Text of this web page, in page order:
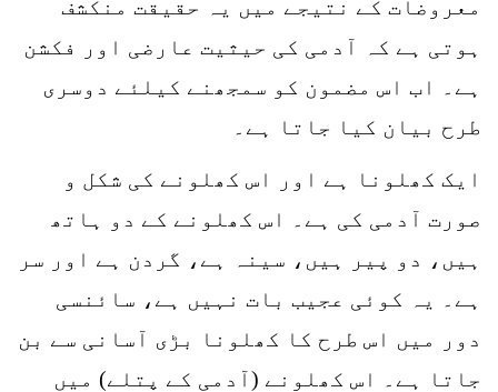
معروضات کے نتیجے میں یہ حقیقت منکشف
ہوتی ہے کہ آدمی کی حیثیت عارضی اور فکشن
ہے۔ اب اس مضمون کو سمجھنے کیلئے دوسری
طرح بیان کیا جاتا ہے۔
ایک کھلونا ہے اور اس کھلونے کی شکل و
صورت آدمی کی ہے۔ اس کھلونے کے دو ہاتھ
ہیں، دو پیر ہیں، سینہ ہے، گردن ہے اور سر
ہے۔ یہ کوئی عجیب بات نہیں ہے، سائنسی
دور میں اس طرح کا کھلونا بڑی آسانی سے بن
جاتا ہے۔ اس کھلونے (آدمی کے پتلے) میں